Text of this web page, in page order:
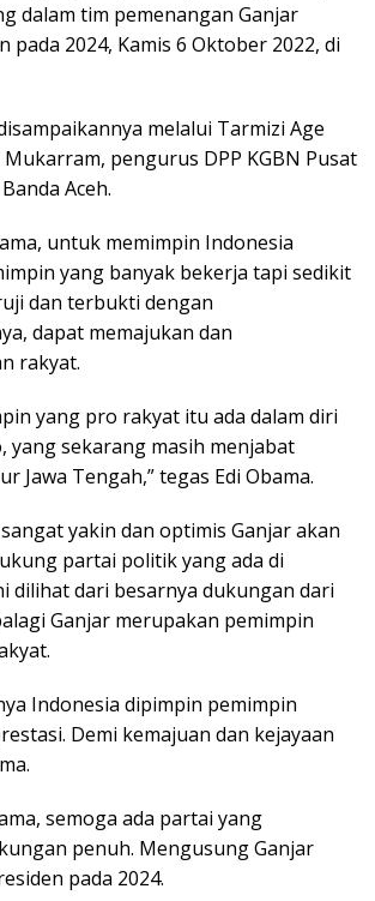
dalam tim pemenangan Ganjar
pada 2024, Kamis 6 Oktober 2022, di
melalui Tarmizi Age
pengurus DPP KGBN Pusat
Aceh.
untuk memimpin Indonesia
yang banyak bekerja tapi sedikit
dan terbukti dengan
dapat memajukan dan
rakyat.
yang pro rakyat itu ada dalam diri
yang sekarang masih menjabat
Jawa Tengah,” tegas Edi Obama.
yakin dan optimis Ganjar akan
partai politik yang ada di
dilihat dari besarnya dukungan dari
Ganjar merupakan pemimpin
Indonesia dipimpin pemimpin
Demi kemajuan dan kejayaan
semoga ada partai yang
penuh. Mengusung Ganjar
pada 2024.